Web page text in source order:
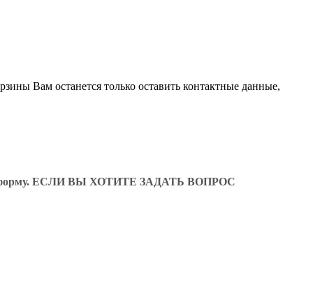
Вам останется только оставить контактные данные,
форму. ЕСЛИ ВЫ ХОТИТЕ ЗАДАТЬ ВОПРОС